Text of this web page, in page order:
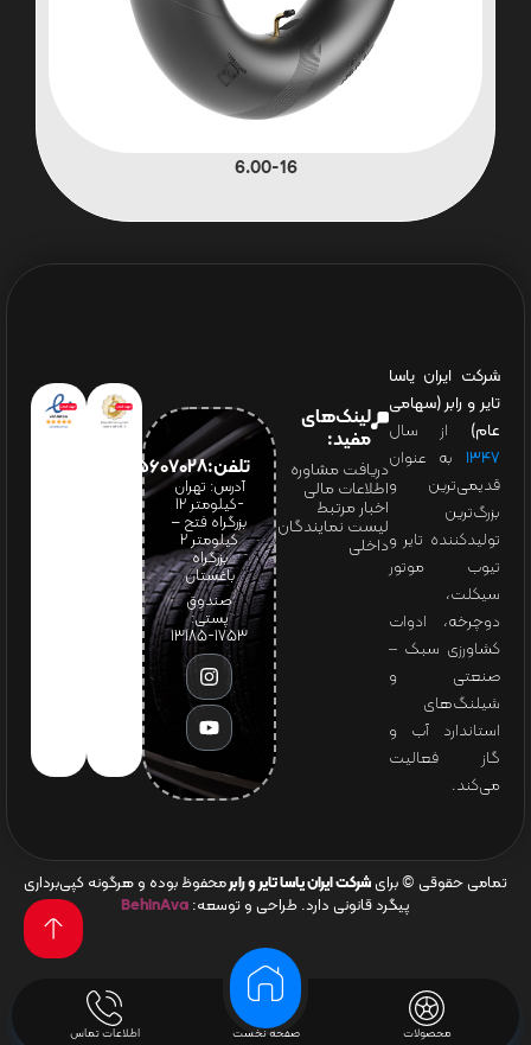
محصولات صفحه نخست اطلاعات تماس
6.00-16
شرکت ایران یاسا
تایر و رابر (سهامی
عام) از سال
۱۳۴۷ به عنوان
قدیمی‌ترین و
بزرگ‌ترین
تولیدکننده تایر و
تیوب موتور
سیکلت،
دوچرخه، ادوات
کشاورزی سبک –
صنعتی و
شیلنگ‌های
استاندارد آب و
گاز فعالیت
می‌کند.
لینک‌های
مفید:
دریافت مشاوره
اطلاعات مالی
اخبار مرتبط
لیست نمایندگان
داخلی
تلفن:65607028(021)
آدرس: تهران
-کیلومتر 12
بزرگراه فتح –
کیلومتر ۲
بزرگراه
باغستان
صندوق
پستی:
1753-13185
تمامی حقوقی © برای شرکت ایران یاسا تایر و رابرمحفوظ بوده و هرگونه کپی‌برداری
پیگرد قانونی دارد. طراحی و توسعه: BehinAva